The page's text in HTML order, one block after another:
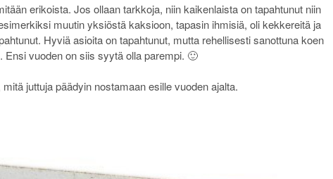
erikoista. Jos ollaan tarkkoja, niin kaikenlaista on tapahtunut niin
muutin yksiöstä kaksioon, tapasin ihmisiä, oli kekkereitä ja
Hyviä asioita on tapahtunut, mutta rehellisesti sanottuna koen
Ensi vuoden on siis syytä olla parempi. 🙂
juttuja päädyin nostamaan esille vuoden ajalta.